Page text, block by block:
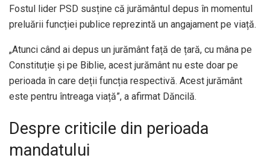
Fostul lider PSD susține că jurământul depus în momentul
preluării funcției publice reprezintă un angajament pe viață.
„Atunci când ai depus un jurământ față de țară, cu mâna pe
Constituție și pe Biblie, acest jurământ nu este doar pe
perioada în care deții funcția respectivă. Acest jurământ
este pentru întreaga viață”, a afirmat Dăncilă.
Despre criticile din perioada
mandatului